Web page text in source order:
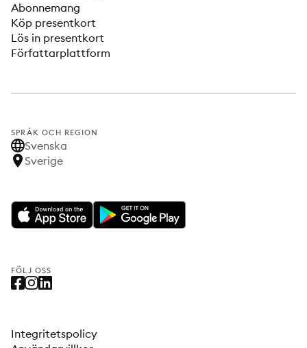
Abonnemang
Köp presentkort
Lös in presentkort
Författarplattform
SPRÅK OCH REGION
Svenska
Sverige
FÖLJ OSS
Integritetspolicy